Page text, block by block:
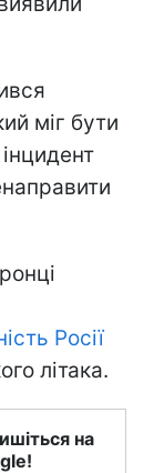
міг бути
Росії
літака.
на